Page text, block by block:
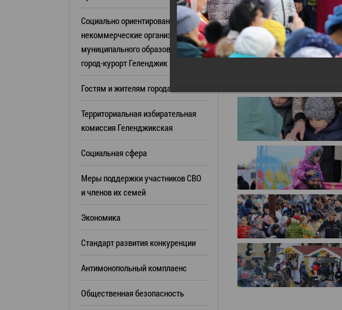
Антимонопольный комплаенс
Общественная безопасность
Инициативное бюджетирование
Инвестиционная
РУКОВОДИТЕЛИ
Список руководителей
Резерв управленческих кадров
Торги
Сведения о нестационарных
субъектов МСП
Участие в программах
Проектная деятельность
Информационные системы
Официальные визиты и рабочие
поездки
Результаты проверок
Профсоюзные организации
Социально ориентированные
некоммерческие организации
муниципального образования
город-курорт Геленджик
Гостям и жителям города
Территориальная избирательная
комиссия Геленджикcкая
Социальная сфера
Меры поддержки участников СВО
и членов их семей
Экономика
Стандарт развития конкуренции
Антимонопольный комплаенс
Общественная безопасность